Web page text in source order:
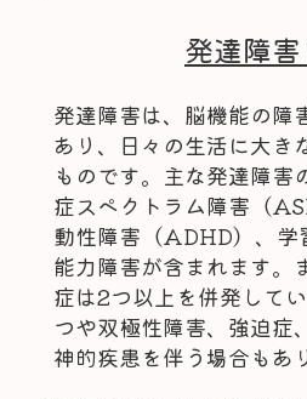
発達障
発達障害は、脳機能の障
あり、日々の生活に大き
ものです。主な発達障害
症スペクトラム障害（
動性障害（ADHD）、学
能力障害が含まれます。
症は2つ以上を併発して
つや双極性障害、強迫症
神的疾患を伴う場合もあ